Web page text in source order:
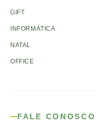
GIFT
INFORMÁTICA
NATAL
OFFICE
FALE CONOSCO